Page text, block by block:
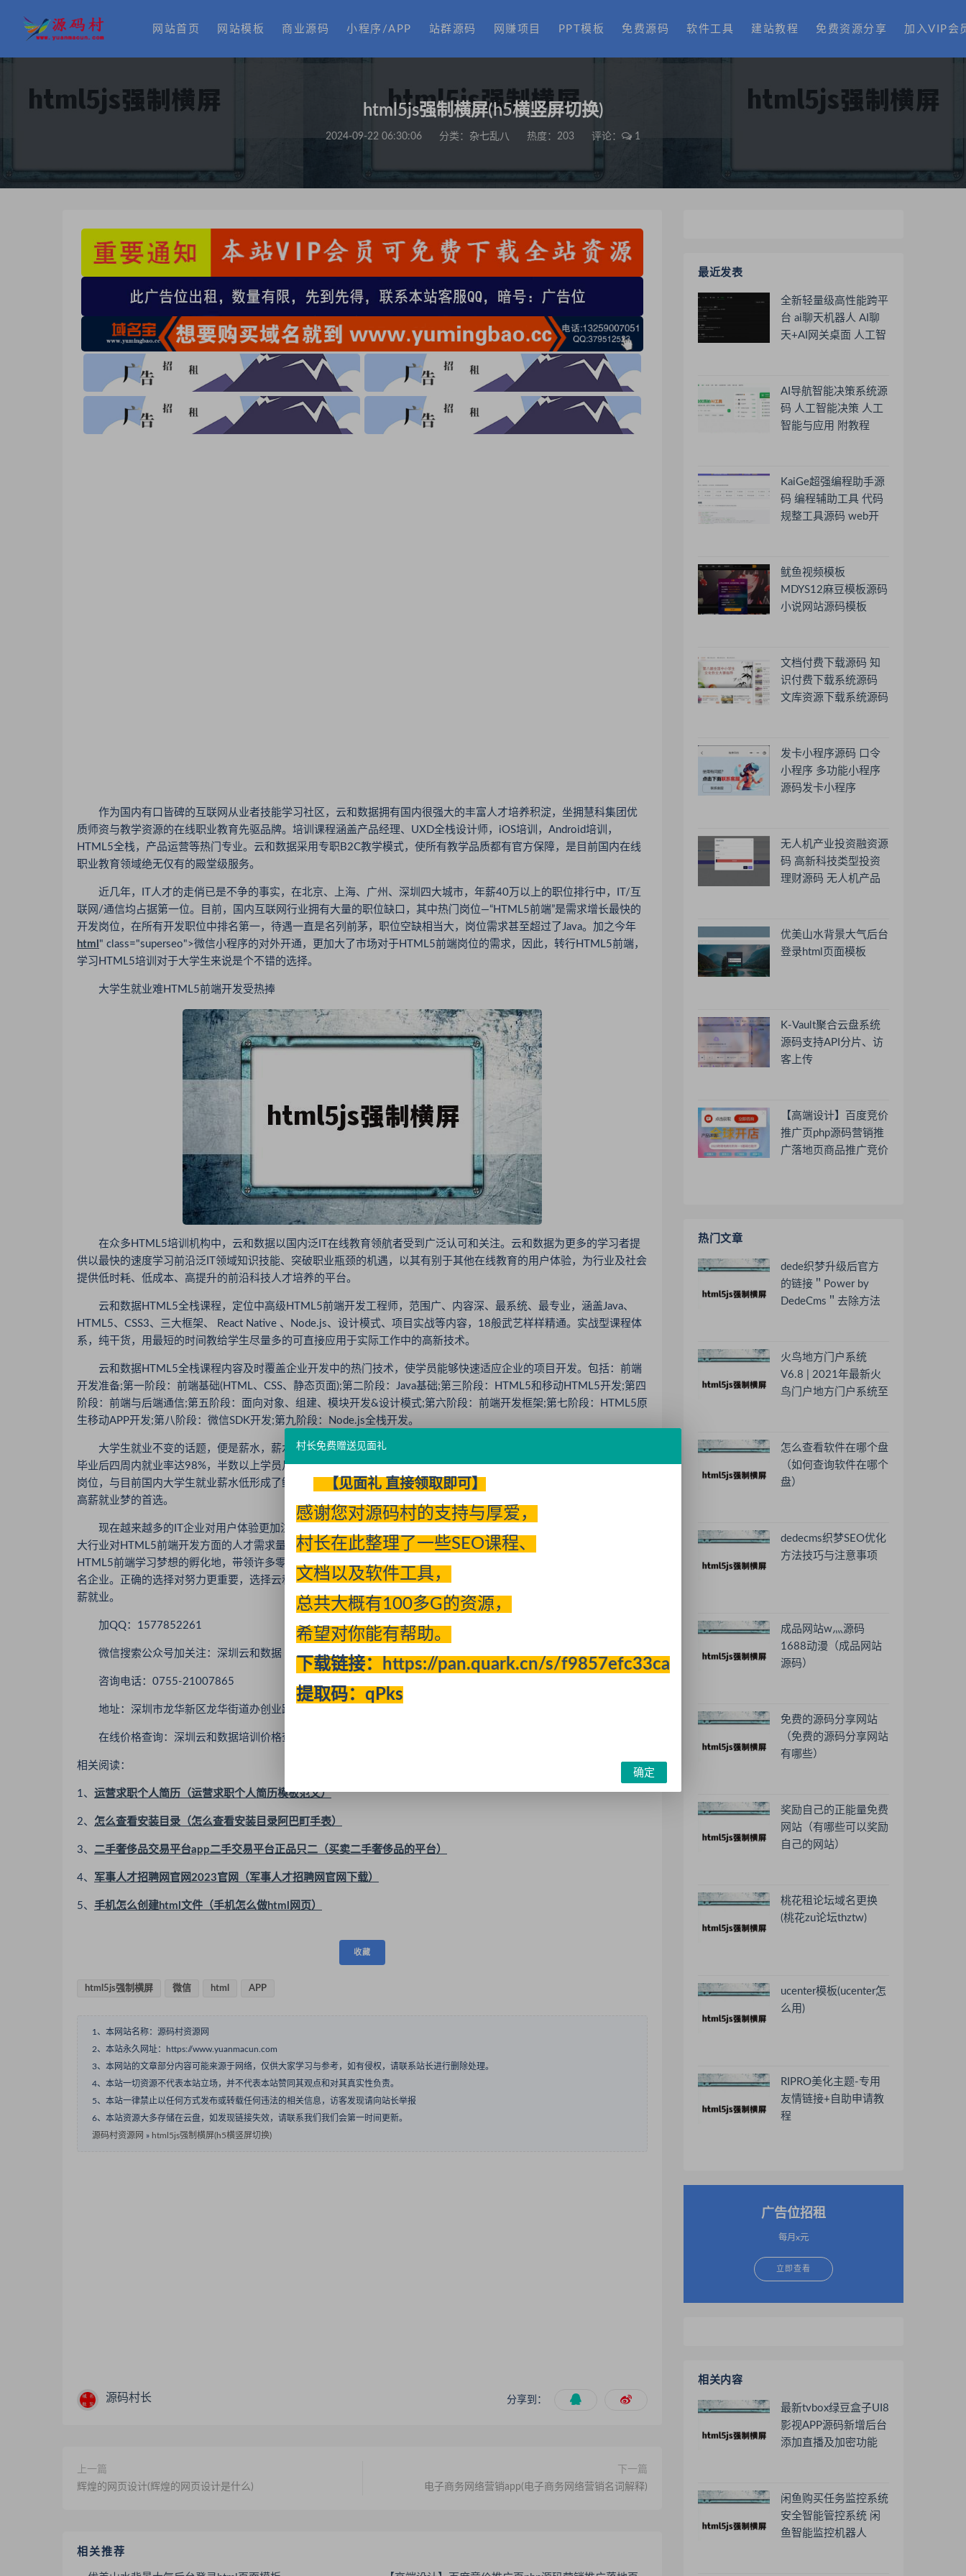
网站首页 网站模板 商业源码 小程序/APP 站群源码 网赚项目 PPT模板 免费源码 软件工具 建站教程 免费资源分享 加入VIP会
html5js强制横屏(h5横竖屏切换)
2024-09-22 06:30:06 分类： 杂七乱八 热度：203 评论： 1
作为国内有口皆碑的互联网从业者技能学习社区，云和数据拥有国内很强大的丰富人才培养积淀，坐拥慧科集团优
质师资与教学资源的在线职业教育先驱品牌。培训课程涵盖产品经理、UXD全栈设计师，iOS培训，Android培训，
HTML5全栈，产品运营等热门专业。云和数据采用专职B2C教学模式，使所有教学品质都有官方保障，是目前国内在线
职业教育领域绝无仅有的殿堂级服务。
近几年，IT人才的走俏已是不争的事实，在北京、上海、广州、深圳四大城市，年薪40万以上的职位排行中，IT/互
联网/通信均占据第一位。目前，国内互联网行业拥有大量的职位缺口，其中热门岗位—“HTML5前端”是需求增长最快的
开发岗位，在所有开发职位中排名第一，待遇一直是名列前茅，职位空缺相当大，岗位需求甚至超过了Java。加之今年
html " class="superseo">微信小程序的对外开通，更加大了市场对于HTML5前端岗位的需求，因此，转行HTML5前端，
学习HTML5培训对于大学生来说是个不错的选择。
大学生就业难HTML5前端开发受热捧
在众多HTML5培训机构中，云和数据以国内泛IT在线教育领航者受到广泛认可和关注。云和数据为更多的学习者提
供以最快的速度学习前沿泛IT领域知识技能、突破职业瓶颈的机遇，以其有别于其他在线教育的用户体验，为行业及社会
提供低时耗、低成本、高提升的前沿科技人才培养的平台。
云和数据HTML5全栈课程，定位中高级HTML5前端开发工程师，范围广、内容深、最系统、最专业，涵盖Java、
HTML5、CSS3、三大框架、 React Native 、Node.js、设计模式、项目实战等内容，18般武艺样样精通。实战型课程体
系，纯干货，用最短的时间教给学生尽量多的可直接应用于实际工作中的高新技术。
云和数据HTML5全栈课程内容及时覆盖企业开发中的热门技术，使学员能够快速适应企业的项目开发。包括：前端
开发准备;第一阶段：前端基础(HTML、CSS、静态页面);第二阶段：Java基础;第三阶段：HTML5和移动HTML5开发;第四
阶段：前端与后端通信;第五阶段：面向对象、组建、模块开发&设计模式;第六阶段：前端开发框架;第七阶段：HTML5原
生移动APP开发;第八阶段：微信SDK开发;第九阶段：Node.js全栈开发。
大学生就业不变的话题，便是薪水，薪水也是考量大学生就业状态的指标，云和数据HTML5全栈培训出来的学员，
毕业后四周内就业率达98%，半数以上学员月薪过万。毕业三年后发展良好，大部分学员会达到Team leader，甚至CTO
岗位，与目前国内大学生就业薪水低形成了鲜明对比。HTML5前端工程师，是从事IT工作的切入点，已成为大学生实现
高薪就业梦的首选。
现在越来越多的IT企业对用户体验更加注重，因此对HTML5前端人员的需求也越来越大!据调查，未来几年，国内各
大行业对HTML5前端开发方面的人才需求量将会大幅度提升，HTML5前端开发工程师也会日益受到重视。云和数据作为
HTML5前端学习梦想的孵化地，带领许多零基础，跨专业的前端培训员喜获高薪，部分有基础较好的学员已成功入职知
名企业。正确的选择对努力更重要，选择云和数据HTML5全栈培训，让你拥有体验勇攀高峰的乐趣与成就，实现真正高
薪就业。
加QQ：1577852261
微信搜索公众号加关注：深圳云和数据（iyunhedata）|惊喜不断
咨询电话：0755-21007865
地址：深圳市龙华新区龙华街道办创业路汇海广场B23(03-08)
在线价格查询：深圳云和数据培训价格查询（www.iyunhe.com/seosite/）
相关阅读：
1、 运营求职个人简历（运营求职个人简历模板范文）
2、 怎么查看安装目录（怎么查看安装目录阿巴町手表）
3、 二手奢侈品交易平台app二手交易平台正品只二（买卖二手奢侈品的平台）
4、 军事人才招聘网官网2023官网（军事人才招聘网官网下载）
5、 手机怎么创建html文件（手机怎么做html网页）
收藏
html5js强制横屏 微信 html APP
1、本网站名称：源码村资源网
2、本站永久网址：https://www.yuanmacun.com
3、本网站的文章部分内容可能来源于网络，仅供大家学习与参考，如有侵权，请联系站长进行删除处理。
4、本站一切资源不代表本站立场，并不代表本站赞同其观点和对其真实性负责。
5、本站一律禁止以任何方式发布或转载任何违法的相关信息，访客发现请向站长举报
6、本站资源大多存储在云盘，如发现链接失效，请联系我们我们会第一时间更新。
源码村资源网 » html5js强制横屏(h5横竖屏切换)
源码村长 分享到：
上一篇
辉煌的网页设计(辉煌的网页设计是什么)
下一篇
电子商务网络营销app(电子商务网络营销名词解释)
相关推荐
最近发表
全新轻量级高性能跨平
台 ai聊天机器人 AI聊
天+AI网关桌面 人工智
AI导航智能决策系统源
码 人工智能决策 人工
智能与应用 附教程
KaiGe超强编程助手源
码 编程辅助工具 代码
规整工具源码 web开
鱿鱼视频模板
MDYS12麻豆模板源码
小说网站源码模板
文档付费下载源码 知
识付费下载系统源码
文库资源下载系统源码
发卡小程序源码 口令
小程序 多功能小程序
源码发卡小程序
无人机产业投资融资源
码 高新科技类型投资
理财源码 无人机产品
优美山水背景大气后台
登录html页面模板
K-Vault聚合云盘系统
源码支持API分片、访
客上传
【高端设计】百度竞价
推广页php源码营销推
广落地页商品推广竞价
热门文章
dede织梦升级后官方
的链接＂Power by
DedeCms＂去除方法
火鸟地方门户系统
V6.8 | 2021年最新火
鸟门户地方门户系统至
怎么查看软件在哪个盘
（如何查询软件在哪个
盘）
dedecms织梦SEO优化
方法技巧与注意事项
成品网站w灬源码
1688动漫（成品网站
源码）
免费的源码分享网站
（免费的源码分享网站
有哪些）
奖励自己的正能量免费
网站（有哪些可以奖励
自己的网站）
桃花租论坛域名更换
(桃花zu论坛thztw)
ucenter模板(ucenter怎
么用)
RIPRO美化主题-专用
友情链接+自助申请教
程
广告位招租
每月x元
立即查看
相关内容
最新tvbox绿豆盒子UI8
影视APP源码新增后台
添加直播及加密功能
理系统/直播/自带免签
收款/批量生成卡密
闲鱼购买任务监控系统
安全智能管控系统 闲
鱼智能监控机器人
村长免费赠送见面礼
【见面礼 直接领取即可】
感谢您对源码村的支持与厚爱，
村长在此整理了一些SEO课程、
文档以及软件工具，
总共大概有100多G的资源，
希望对你能有帮助。
下载链接：
https://pan.quark.cn/s/f9857efc33ca
提取码：qPks
确定